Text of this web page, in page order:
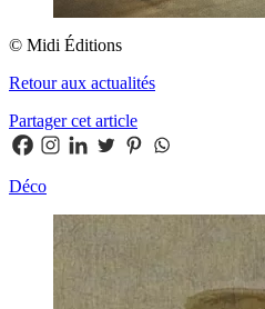
© Midi Éditions
Retour aux actualités
Partager cet article
Déco